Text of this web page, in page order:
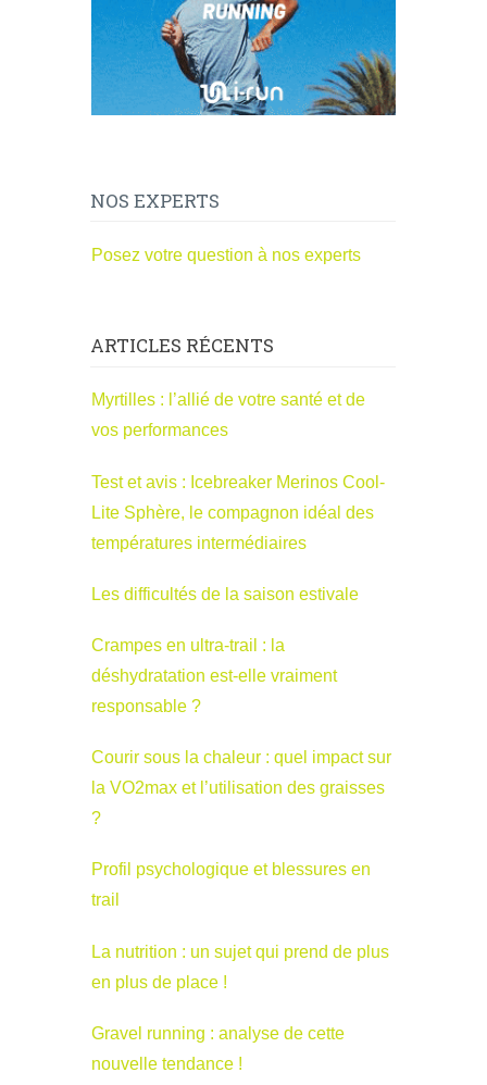
NOS EXPERTS
Posez votre question à nos experts
ARTICLES RÉCENTS
Myrtilles : l’allié de votre santé et de
vos performances
Test et avis : Icebreaker Merinos Cool-
Lite Sphère, le compagnon idéal des
températures intermédiaires
Les difficultés de la saison estivale
Crampes en ultra-trail : la
déshydratation est-elle vraiment
responsable ?
Courir sous la chaleur : quel impact sur
la VO2max et l’utilisation des graisses
?
Profil psychologique et blessures en
trail
La nutrition : un sujet qui prend de plus
en plus de place !
Gravel running : analyse de cette
nouvelle tendance !